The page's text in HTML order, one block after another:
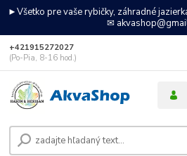
►Všetko pre vaše rybičky, záhradné
✉
+421915272027
(Po-Pia, 8-16 hod.)